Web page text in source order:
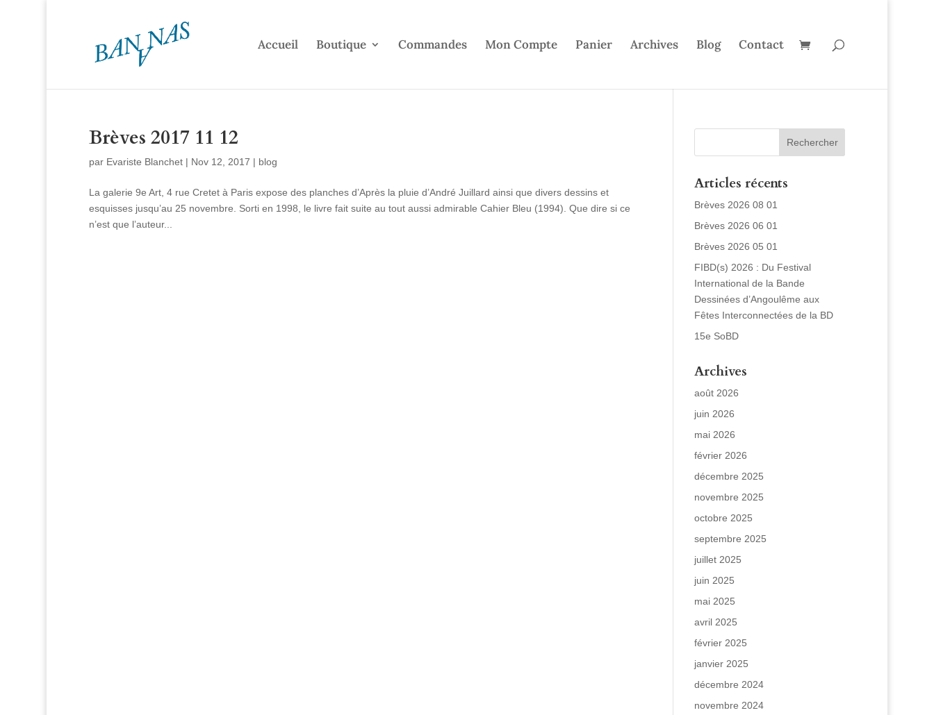
Accueil Boutique Commandes Mon Compte Panier Archives Blog Contact
Brèves 2017 11 12
par Evariste Blanchet| Nov 12, 2017 | blog
La galerie 9e Art, 4 rue Cretet à Paris expose des planches d’Après la pluie d’André Juillard ainsi que divers dessins et
esquisses jusqu’au 25 novembre. Sorti en 1998, le livre fait suite au tout aussi admirable Cahier Bleu (1994). Que dire si ce
n’est que l’auteur...
Articles récents
Brèves 2026 08 01
Brèves 2026 06 01
Brèves 2026 05 01
FIBD(s) 2026 : Du Festival
International de la Bande
Dessinées d’Angoulême aux
Fêtes Interconnectées de la BD
15e SoBD
Archives
août 2026
juin 2026
mai 2026
février 2026
décembre 2025
novembre 2025
octobre 2025
septembre 2025
juillet 2025
juin 2025
mai 2025
avril 2025
février 2025
janvier 2025
décembre 2024
novembre 2024